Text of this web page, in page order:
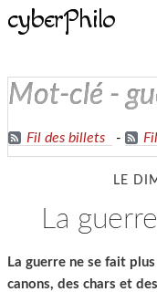
cyberPhilo
mot-clé -
Fil des billets -
LE
la
La guerre ne se fait
canons, des chars et